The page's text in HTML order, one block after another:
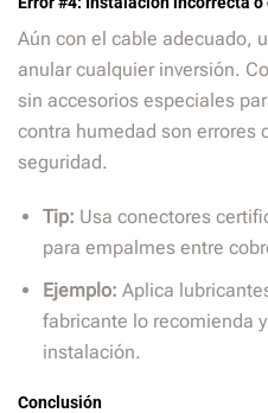
Aún con el cable adecuado,
anular cualquier inversión.
sin accesorios especiales
contra humedad son errores
seguridad.
Tip: Usa conectores
para empalmes entre
Ejemplo: Aplica
fabricante lo recomienda
instalación.
Conclusión